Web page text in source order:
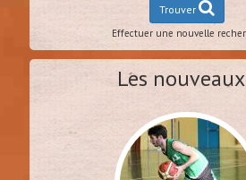
Trouver
Effectuer une nouvelle
Les